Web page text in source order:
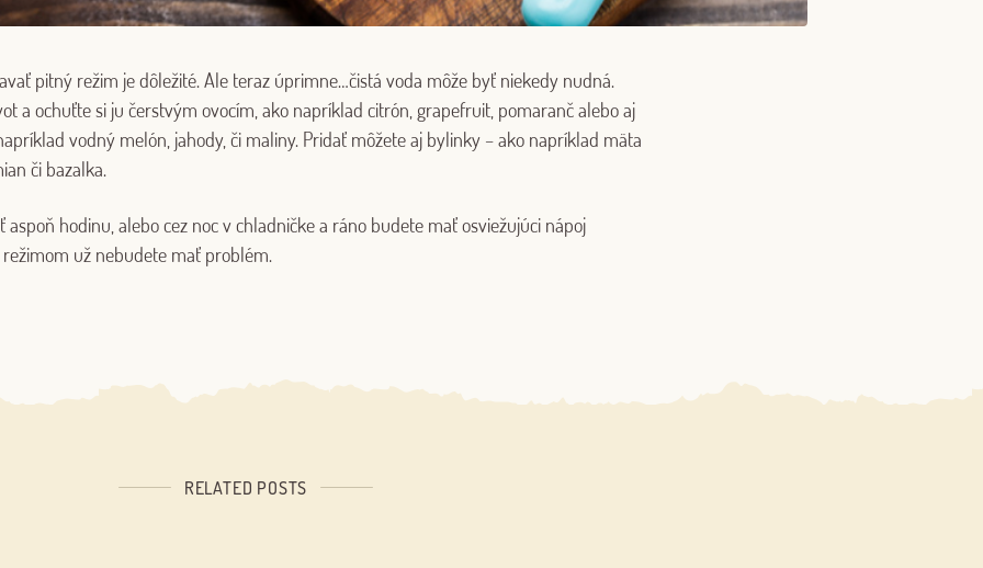
pitný režim je dôležité. Ale teraz úprimne…čistá voda môže byť niekedy nudná.
a ochuťte si ju čerstvým ovocím, ako napríklad citrón, grapefruit, pomaranč alebo aj
vodný melón, jahody, či maliny. Pridať môžete aj bylinky – ako napríklad mäta
či bazalka.
aspoň hodinu, alebo cez noc v chladničke a ráno budete mať osviežujúci nápoj
už nebudete mať problém.
RELATED POSTS
Log in with Google
OR WITH YOUR EMAIL ADDRESS